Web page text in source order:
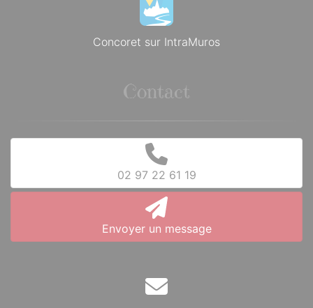
Concoret sur IntraMuros
Contact
02 97 22 61 19
Envoyer un message